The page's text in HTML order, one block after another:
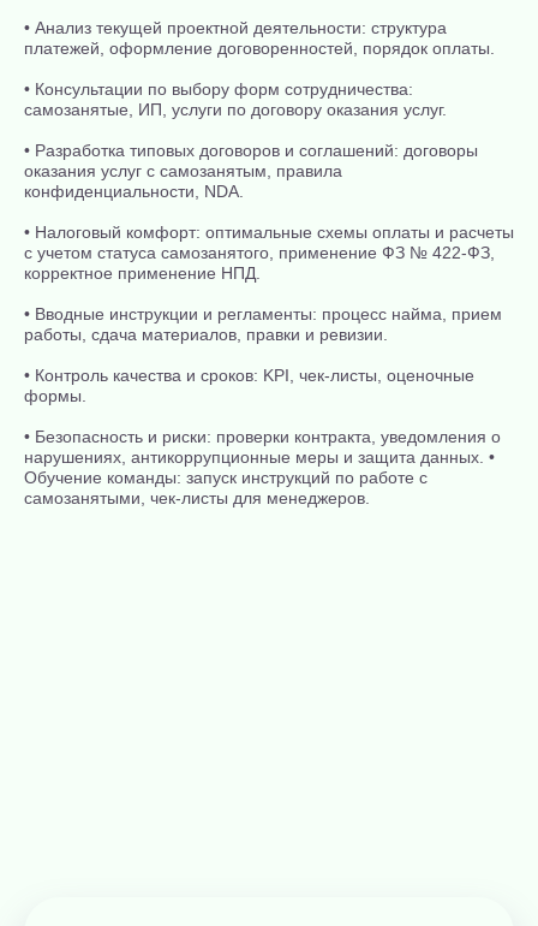
• Анализ текущей проектной деятельности: структура
платежей, оформление договоренностей, порядок оплаты.
• Консультации по выбору форм сотрудничества:
самозанятые, ИП, услуги по договору оказания услуг.
• Разработка типовых договоров и соглашений: договоры
оказания услуг с самозанятым, правила
конфиденциальности, NDA.
• Налоговый комфорт: оптимальные схемы оплаты и расчеты
с учетом статуса самозанятого, применение ФЗ № 422-ФЗ,
корректное применение НПД.
• Вводные инструкции и регламенты: процесс найма, прием
работы, сдача материалов, правки и ревизии.
• Контроль качества и сроков: KPI, чек-листы, оценочные
формы.
• Безопасность и риски: проверки контракта, уведомления о
нарушениях, антикоррупционные меры и защита данных. •
Обучение команды: запуск инструкций по работе с
самозанятыми, чек-листы для менеджеров.